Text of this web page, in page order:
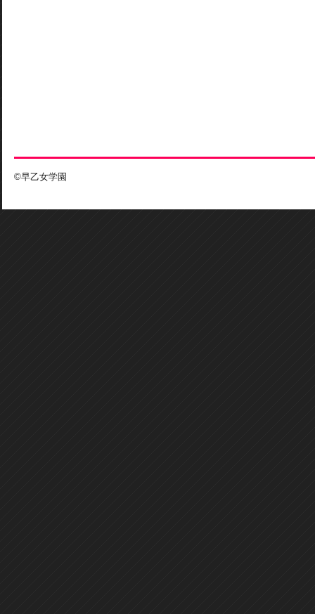
©早乙女学園